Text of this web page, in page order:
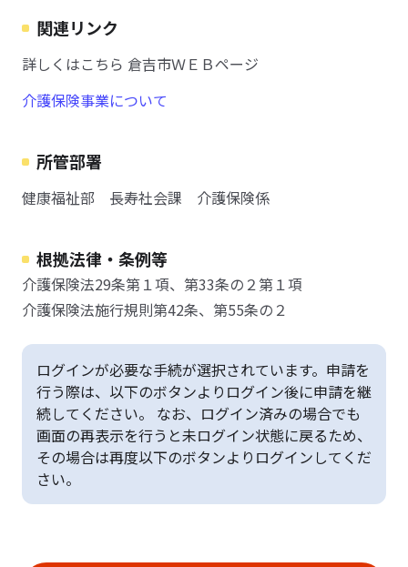
関連リンク
詳しくはこちら 倉吉市ＷＥＢページ
介護保険事業について
所管部署
健康福祉部 長寿社会課 介護保険係
根拠法律・条例等
介護保険法29条第１項、第33条の２第１項
介護保険法施行規則第42条、第55条の２
ログインが必要な手続が選択されています。申請を
行う際は、以下のボタンよりログイン後に申請を継
続してください。 なお、ログイン済みの場合でも
画面の再表示を行うと未ログイン状態に戻るため、
その場合は再度以下のボタンよりログインしてくだ
さい。